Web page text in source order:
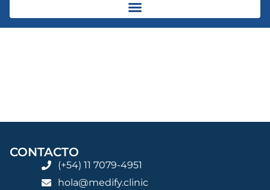
CONTACTO
(+54) 11 7079-4951
hola@medify.clinic